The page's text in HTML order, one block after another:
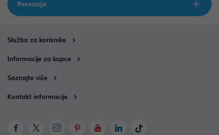
Recenzije
Služba za korisnike
Informacije za kupce
Saznajte više
Kontakt informacije